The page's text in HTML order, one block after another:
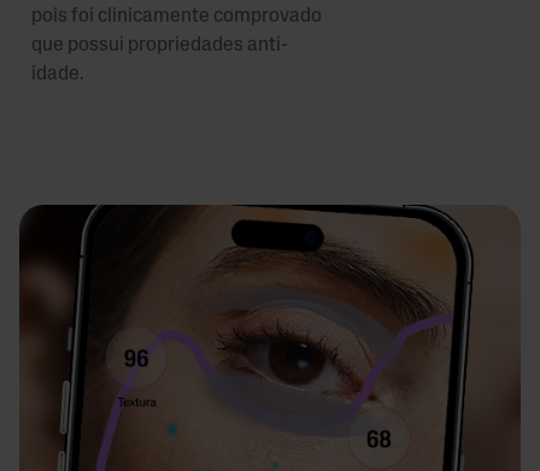
pois foi clinicamente comprovado
que possui propriedades anti-
idade.